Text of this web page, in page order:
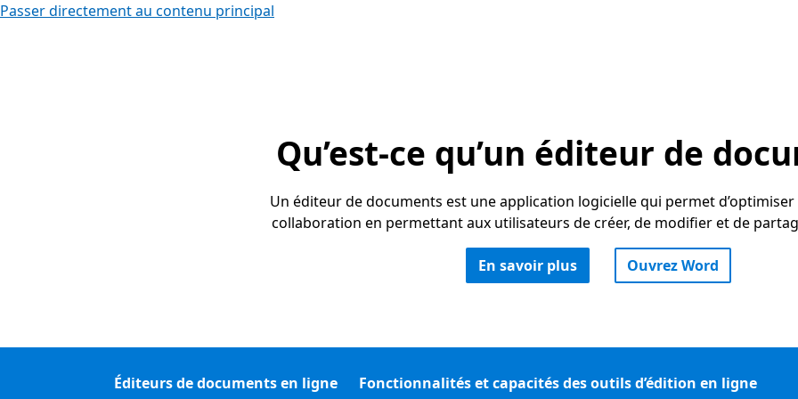
Passer directement au contenu principal
Qu’est-ce qu’un éditeur de
Un éditeur de documents est une application logicielle qui permet
collaboration en permettant aux utilisateurs de créer, de modifier et de
En savoir plus Ouvrez Word
Éditeurs de documents en ligne Fonctionnalités et capacités des outils d’édition en ligne